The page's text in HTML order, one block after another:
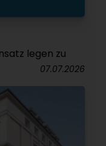
legen zu
07.07.2026